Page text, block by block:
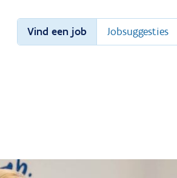
Vind een job Jobsuggesties